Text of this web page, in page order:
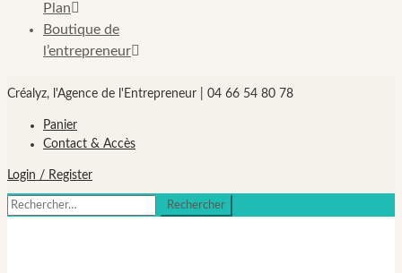
Plan
Boutique de
l’entrepreneur
Créalyz, l'Agence de l'Entrepreneur | 04 66 54 80 78
Panier
Contact & Accès
Login / Register
Rechercher :